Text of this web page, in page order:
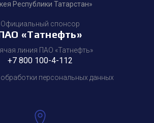
Республики Татарстан»
Официальный спонсор
«Татнефть»
линия ПАО «Татнефть»
+7 800 100-4-112
персональных данных